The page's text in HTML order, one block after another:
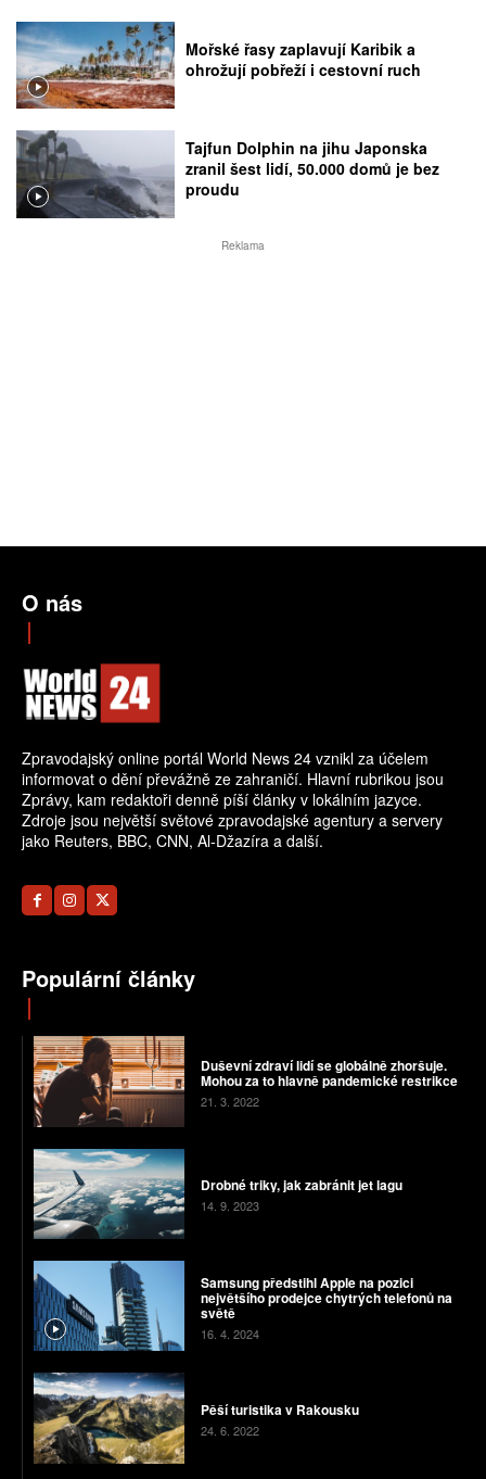
Mořské řasy zaplavují Karibik a
ohrožují pobřeží i cestovní ruch
Tajfun Dolphin na jihu Japonska
zranil šest lidí, 50.000 domů je bez
proudu
Reklama
O nás
Zpravodajský online portál World News 24 vznikl za účelem
informovat o dění převážně ze zahraničí. Hlavní rubrikou jsou
Zprávy, kam redaktoři denně píší články v lokálním jazyce.
Zdroje jsou největší světové zpravodajské agentury a servery
jako Reuters, BBC, CNN, Al-Džazíra a další.
Populární články
Duševní zdraví lidí se globálně zhoršuje.
Mohou za to hlavně pandemické restrikce
21. 3. 2022
Drobné triky, jak zabránit jet lagu
14. 9. 2023
Samsung předstihl Apple na pozici
největšího prodejce chytrých telefonů na
světě
16. 4. 2024
Pěší turistika v Rakousku
24. 6. 2022